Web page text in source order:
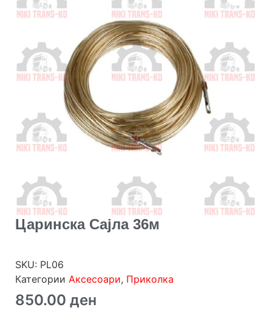
Царинска Сајла 36м
SKU: PL06
Категории Аксесоари, Приколка
850.00 ден